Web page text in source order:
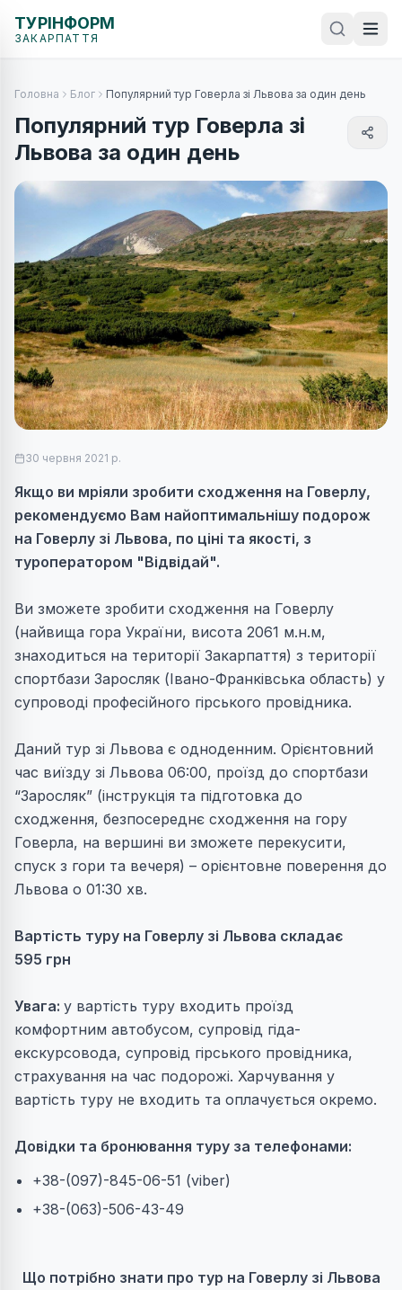
ТУРІНФОРМ
ЗАКАРПАТТЯ
Головна Блог Популярний тур Говерла зі Львова за один день
Популярний тур Говерла зі
Львова за один день
30 червня 2021 р.
Якщо ви мріяли зробити сходження на Говерлу,
рекомендуємо Вам найоптимальнішу подорож
на Говерлу зі Львова, по ціні та якості, з
туроператором "Відвідай".
Ви зможете зробити сходження на Говерлу
(найвища гора України, висота 2061 м.н.м,
знаходиться на території Закарпаття) з території
спортбази Заросляк (Івано-Франківська область) у
супроводі професійного гірського провідника.
Даний тур зі Львова є одноденним. Орієнтовний
час виїзду зі Львова 06:00, проїзд до спортбази
“Заросляк” (інструкція та підготовка до
сходження, безпосереднє сходження на гору
Говерла, на вершині ви зможете перекусити,
спуск з гори та вечеря) – орієнтовне поверення до
Львова о 01:30 хв.
Вартість туру на Говерлу зі Львова складає
595 грн
Увага: у вартість туру входить проїзд
комфортним автобусом, супровід гіда-
екскурсовода, супровід гірського провідника,
страхування на час подорожі. Харчування у
вартість туру не входить та оплачується окремо.
Довідки та бронювання туру за телефонами:
+38-(097)-845-06-51 (viber)
+38-(063)-506-43-49
Що потрібно знати про тур на Говерлу зі Львова